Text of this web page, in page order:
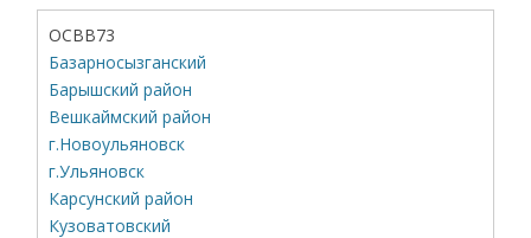
ОСВВ73
Базарносызганский
Барышский район
Вешкаймский район
г.Новоульяновск
г.Ульяновск
Карсунский район
Кузоватовский